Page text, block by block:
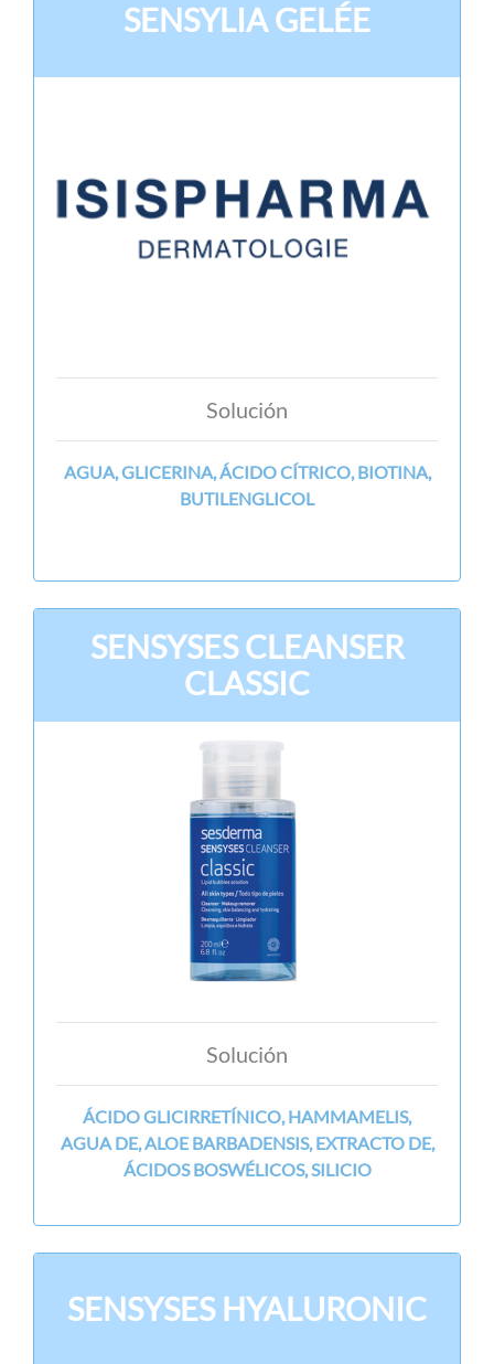
SENSYLIA GELÉE
Solución
AGUA, GLICERINA, ÁCIDO CÍTRICO, BIOTINA,
BUTILENGLICOL
SENSYSES CLEANSER
CLASSIC
Solución
ÁCIDO GLICIRRETÍNICO, HAMMAMELIS,
AGUA DE, ALOE BARBADENSIS, EXTRACTO DE,
ÁCIDOS BOSWÉLICOS, SILICIO
SENSYSES HYALURONIC